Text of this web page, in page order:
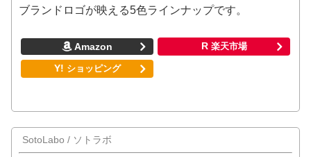
ブランドロゴが映える5色ラインナップです。
SotoLabo / ソトラボ